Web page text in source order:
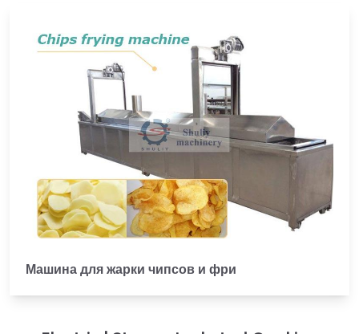
Машина для жарки чипсов и фри